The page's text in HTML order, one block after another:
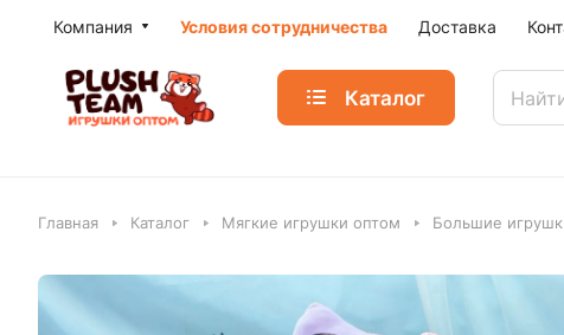
Компания Условия сотрудничества Доставка
Каталог
Главная Каталог Мягкие игрушки оптом Большие